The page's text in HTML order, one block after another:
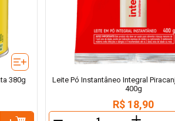
380g
Leite Pó Instantâneo Integral
400g
R$ 18,90